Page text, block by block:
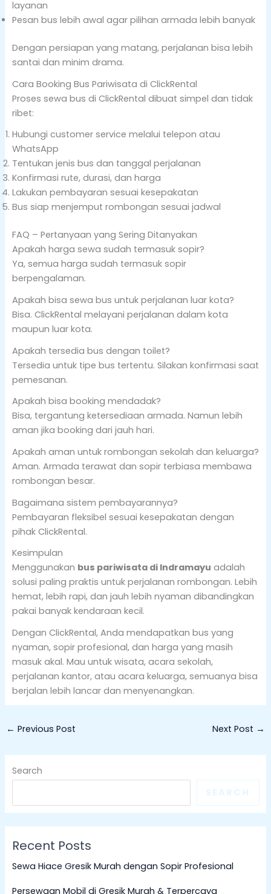
layanan
Pesan bus lebih awal agar pilihan armada lebih banyak
Dengan persiapan yang matang, perjalanan bisa lebih
santai dan minim drama.
Cara Booking Bus Pariwisata di ClickRental
Proses sewa bus di ClickRental dibuat simpel dan tidak
ribet:
Hubungi customer service melalui telepon atau
WhatsApp
Tentukan jenis bus dan tanggal perjalanan
Konfirmasi rute, durasi, dan harga
Lakukan pembayaran sesuai kesepakatan
Bus siap menjemput rombongan sesuai jadwal
FAQ – Pertanyaan yang Sering Ditanyakan
Apakah harga sewa sudah termasuk sopir?
Ya, semua harga sudah termasuk sopir
berpengalaman.
Apakah bisa sewa bus untuk perjalanan luar kota?
Bisa. ClickRental melayani perjalanan dalam kota
maupun luar kota.
Apakah tersedia bus dengan toilet?
Tersedia untuk tipe bus tertentu. Silakan konfirmasi saat
pemesanan.
Apakah bisa booking mendadak?
Bisa, tergantung ketersediaan armada. Namun lebih
aman jika booking dari jauh hari.
Apakah aman untuk rombongan sekolah dan keluarga?
Aman. Armada terawat dan sopir terbiasa membawa
rombongan besar.
Bagaimana sistem pembayarannya?
Pembayaran fleksibel sesuai kesepakatan dengan
pihak ClickRental.
Kesimpulan
Menggunakan bus pariwisata di Indramayu adalah
solusi paling praktis untuk perjalanan rombongan. Lebih
hemat, lebih rapi, dan jauh lebih nyaman dibandingkan
pakai banyak kendaraan kecil.
Dengan ClickRental, Anda mendapatkan bus yang
nyaman, sopir profesional, dan harga yang masih
masuk akal. Mau untuk wisata, acara sekolah,
perjalanan kantor, atau acara keluarga, semuanya bisa
berjalan lebih lancar dan menyenangkan.
← Previous Post Next Post →
Search
SEARCH
Recent Posts
Sewa Hiace Gresik Murah dengan Sopir Profesional
Persewaan Mobil di Gresik Murah & Terpercaya